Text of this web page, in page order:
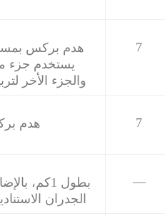
7
يستخدم جزء
والجزء الأخر
7 هدم
—
بطول 1كم،
الجدران